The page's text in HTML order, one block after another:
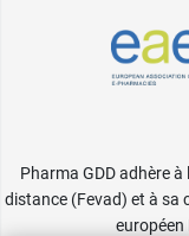
Pharma GDD adhère
distance (Fevad) et à sa
européen